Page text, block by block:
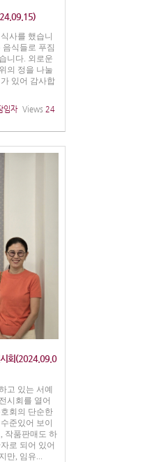
사를 했습니
식들로 푸짐
니다. 외로운
의 정을 나눌
있어 감사합
임자 Views 24
시회(2024.09.0
고 있는 서예
시회를 열어
회의 단순한
준있어 보이
작품판매도 하
로 되어 있어
만, 임유...